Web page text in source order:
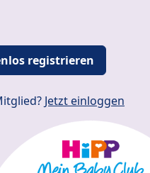
registrieren
Jetzt einloggen